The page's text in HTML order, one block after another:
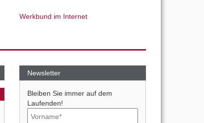
Werkbund im Internet
Newsletter
Bleiben Sie immer auf dem
Laufenden!